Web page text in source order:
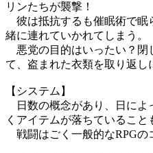
リンたちが襲撃！
彼は抵抗するも催眠術で眠
緒に連れていかれてしまう。
悪党の目的はいったい？閉
て、盗まれた衣類を取り返し
【システム】
日数の概念があり、日によ
くアイテムが落ちていること
戦闘はごく一般的なRPGの